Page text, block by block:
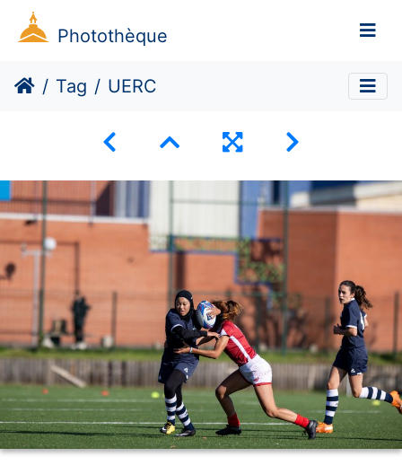
Photothèque
Tag UERC